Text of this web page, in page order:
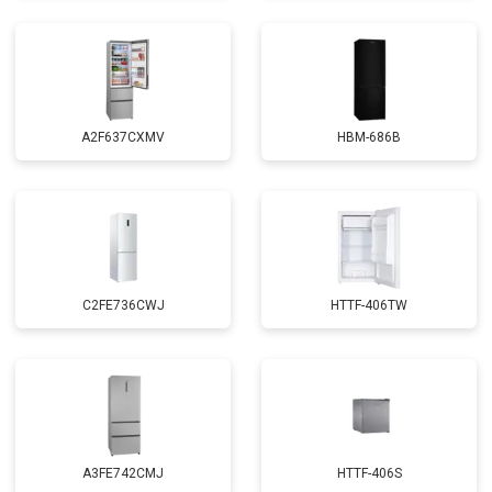
A2F637CXMV HBM-686B
C2FE736CWJ HTTF-406TW
A3FE742CMJ HTTF-406S